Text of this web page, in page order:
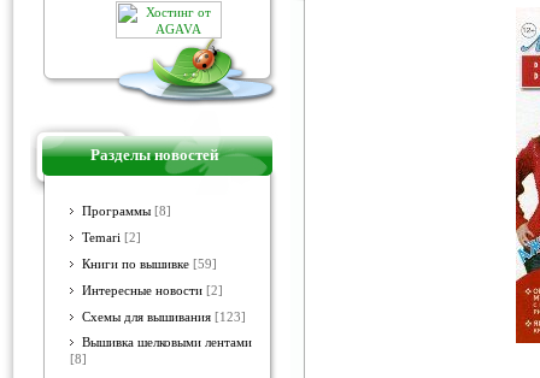
Разделы новостей
Программы [8]
Temari [2]
Книги по вышивке [59]
Интересные новости [2]
Схемы для вышивания [123]
Вышивка шелковыми лентами
[8]